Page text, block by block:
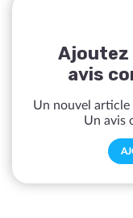
Ajoutez
avis
Un nouvel article
Un avis